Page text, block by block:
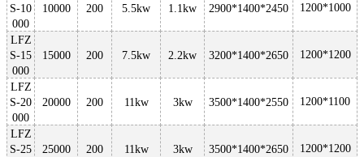
S-10
000
10000 200 5.5kw 1.1kw 2900*1400*2450 1200*1000
LFZ
S-15
000
15000 200 7.5kw 2.2kw 3200*1400*2650 1200*1200
LFZ
S-20
000
20000 200 11kw 3kw 3500*1400*2550 1200*1100
LFZ
S-25
25000 200 11kw 3kw 3500*1400*2650 1200*1200